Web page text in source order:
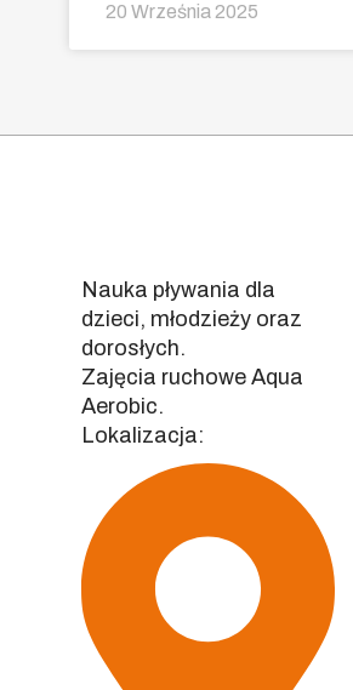
20 Września 2025
Nauka pływania dla
dzieci, młodzieży oraz
dorosłych.
Zajęcia ruchowe Aqua
Aerobic.
Lokalizacja: